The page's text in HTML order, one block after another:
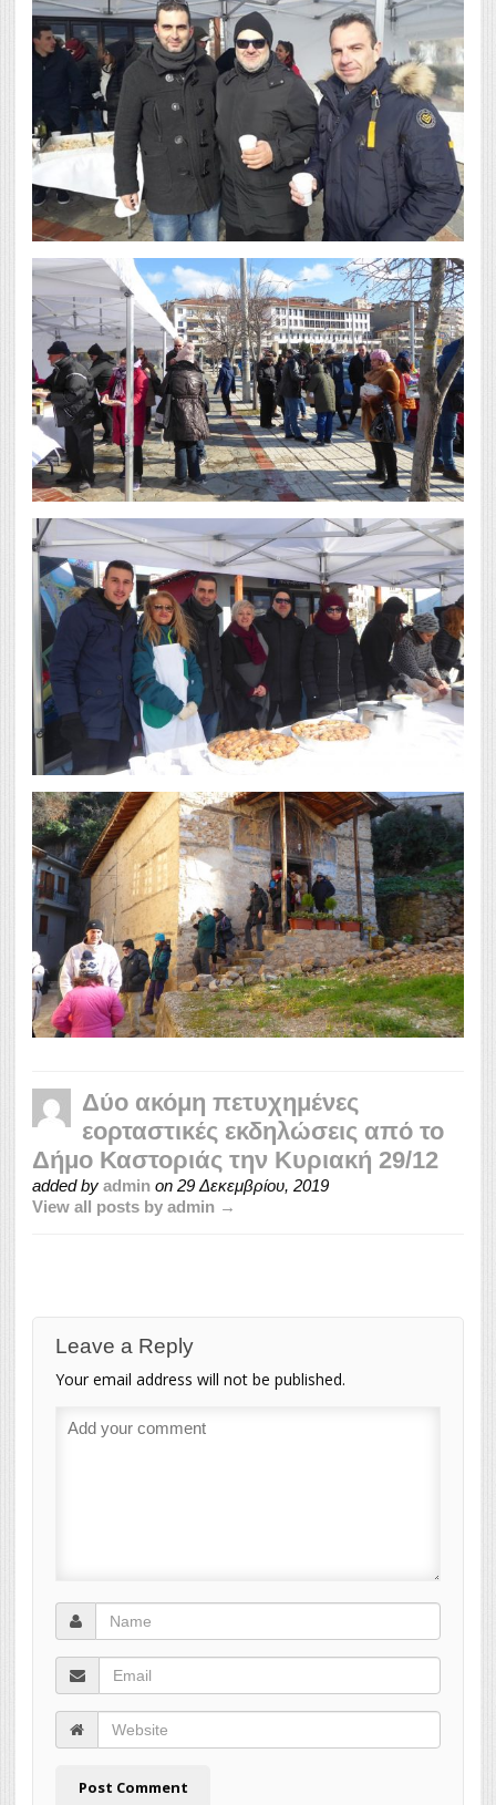
Δύο ακόμη πετυχημένες
εορταστικές εκδηλώσεις από το
Δήμο Καστοριάς την Κυριακή 29/12
added by admin on 29 Δεκεμβρίου, 2019
View all posts by admin →
Leave a Reply
Your email address will not be published.